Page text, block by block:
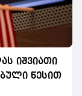
იშვიათი
წესით